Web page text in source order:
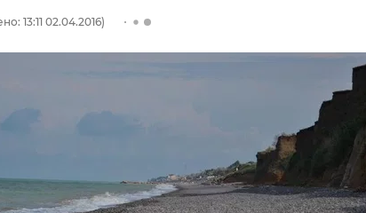
13:11 02.04.2016)